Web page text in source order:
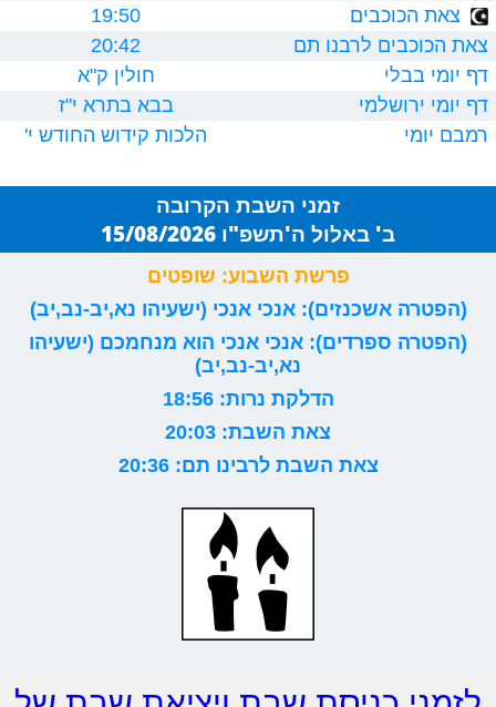
צאת הכוכבים
19:50
צאת הכוכבים לרבנו תם
20:42
דף יומי בבלי
חולין ק"א
דף יומי ירושלמי
בבא בתרא י"ז
רמבם יומי
הלכות קידוש החודש י'
זמני השבת הקרובה
ב' באלול ה'תשפ"ו 15/08/2026
פרשת השבוע: שופטים
(הפטרה אשכנזים): אנכי אנכי (ישעיהו נא,יב-נב,יב)
(הפטרה ספרדים): אנכי אנכי הוא מנחמכם (ישעיהו
נא,יב-נב,יב)
הדלקת נרות: 18:56
צאת השבת: 20:03
צאת השבת לרבינו תם: 20:36